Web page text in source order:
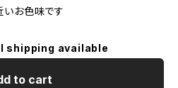
お色味です
shipping available
to cart